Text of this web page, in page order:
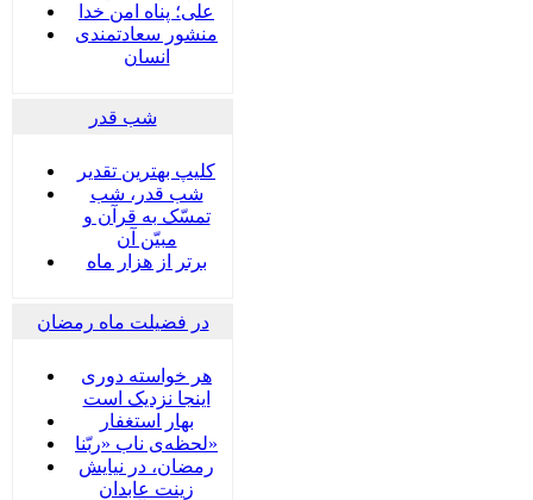
علی؛ پناه امن خدا
منشور سعادتمندی
انسان
شب قدر
کلیپ بهترین تقدیر
شب قدر، شب
تمسّک به قرآن و
مبیّن آن
برتر از هزار ماه
در فضیلت ماه رمضان
هر خواسته دوری
اینجا نزدیک است
بهار استغفار
لحظه‌ی ناب «ربّنا»
رمضان، در نیایش
زینت عابدان